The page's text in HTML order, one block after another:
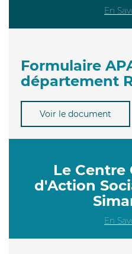
En
Formulaire
département
Voir le document
Le Centre
d'Action
En